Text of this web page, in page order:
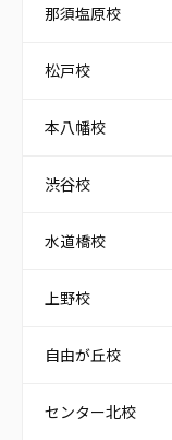
那須塩原校
松戸校
本八幡校
渋谷校
水道橋校
上野校
自由が丘校
センター北校